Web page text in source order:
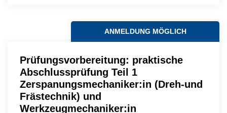
ANMELDUNG MÖGLICH
Prüfungsvorbereitung: praktische
Abschlussprüfung Teil 1
Zerspanungsmechaniker:in (Dreh-und
Frästechnik) und
Werkzeugmechaniker:in